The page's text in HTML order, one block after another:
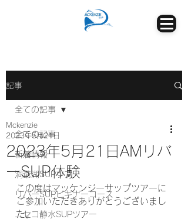
記事
全ての記事
新着情報
洞爺湖SUPツアー
リバーSUPビギナーコース
ニセコ静水SUPツアー
全ての記事
2023年5月21日AMリバ
ーSUP体験
Mckenzie
2023年5月21日
この度はマッケンジーサップツアーに
ご参加いただきありがとうございまし
た。